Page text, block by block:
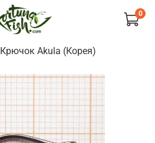
0
Крючок Akula (Корея)